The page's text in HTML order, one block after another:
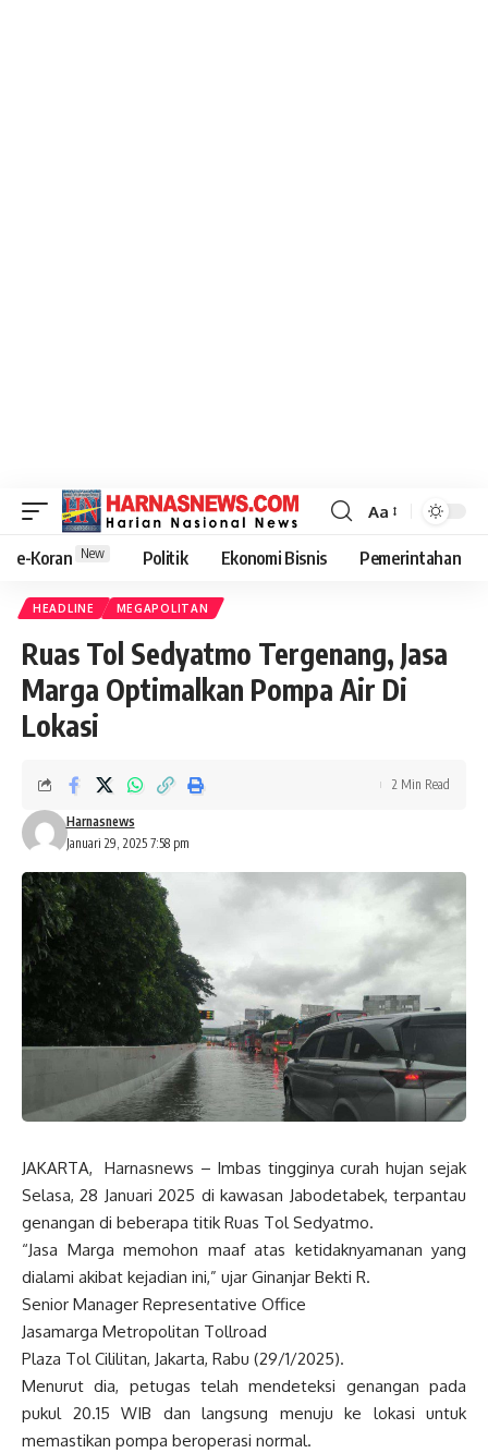
Aa
e-Koran New Politik Ekonomi Bisnis Pemerintahan
HEADLINE MEGAPOLITAN
Ruas Tol Sedyatmo Tergenang, Jasa
Marga Optimalkan Pompa Air Di
Lokasi
Januari 29, 2025 7:58 pm
Harnasnews
2 Min Read
JAKARTA, Harnasnews – Imbas tingginya curah hujan sejak
Selasa, 28 Januari 2025 di kawasan Jabodetabek, terpantau
genangan di beberapa titik Ruas Tol Sedyatmo.
“Jasa Marga memohon maaf atas ketidaknyamanan yang
dialami akibat kejadian ini,” ujar Ginanjar Bekti R.
Senior Manager Representative Office
Jasamarga Metropolitan Tollroad
Plaza Tol Cililitan, Jakarta, Rabu (29/1/2025).
Menurut dia, petugas telah mendeteksi genangan pada
pukul 20.15 WIB dan langsung menuju ke lokasi untuk
memastikan pompa beroperasi normal.